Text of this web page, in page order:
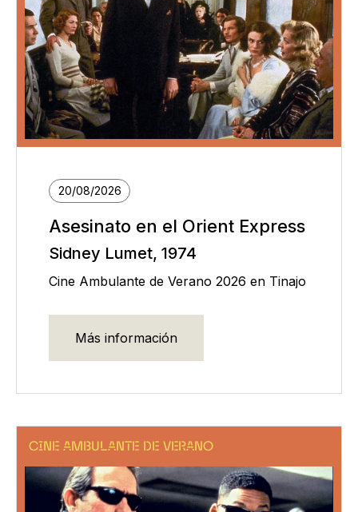
20/08/2026
Asesinato en el Orient Express
Sidney Lumet, 1974
Cine Ambulante de Verano 2026 en Tinajo
Más información
CINE AMBULANTE DE VERANO